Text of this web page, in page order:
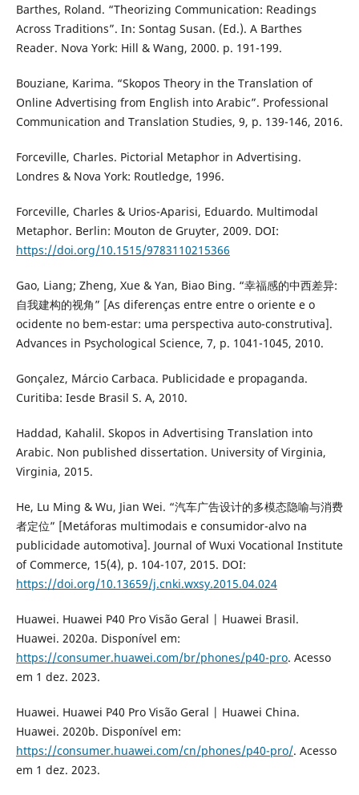
Barthes, Roland. “Theorizing Communication: Readings
Across Traditions”. In: Sontag Susan. (Ed.). A Barthes
Reader. Nova York: Hill & Wang, 2000. p. 191-199.
Bouziane, Karima. “Skopos Theory in the Translation of
Online Advertising from English into Arabic”. Professional
Communication and Translation Studies, 9, p. 139-146, 2016.
Forceville, Charles. Pictorial Metaphor in Advertising.
Londres & Nova York: Routledge, 1996.
Forceville, Charles & Urios-Aparisi, Eduardo. Multimodal
Metaphor. Berlin: Mouton de Gruyter, 2009. DOI:
https://doi.org/10.1515/9783110215366
Gao, Liang; Zheng, Xue & Yan, Biao Bing. “幸福感的中西差异:
自我建构的视角” [As diferenças entre entre o oriente e o
ocidente no bem-estar: uma perspectiva auto-construtiva].
Advances in Psychological Science, 7, p. 1041-1045, 2010.
Gonçalez, Márcio Carbaca. Publicidade e propaganda.
Curitiba: Iesde Brasil S. A, 2010.
Haddad, Kahalil. Skopos in Advertising Translation into
Arabic. Non published dissertation. University of Virginia,
Virginia, 2015.
He, Lu Ming & Wu, Jian Wei. “汽车广告设计的多模态隐喻与消费
者定位” [Metáforas multimodais e consumidor-alvo na
publicidade automotiva]. Journal of Wuxi Vocational Institute
of Commerce, 15(4), p. 104-107, 2015. DOI:
https://doi.org/10.13659/j.cnki.wxsy.2015.04.024
Huawei. Huawei P40 Pro Visão Geral | Huawei Brasil.
Huawei. 2020a. Disponível em:
https://consumer.huawei.com/br/phones/p40-pro. Acesso
em 1 dez. 2023.
Huawei. Huawei P40 Pro Visão Geral | Huawei China.
Huawei. 2020b. Disponível em:
https://consumer.huawei.com/cn/phones/p40-pro/. Acesso
em 1 dez. 2023.